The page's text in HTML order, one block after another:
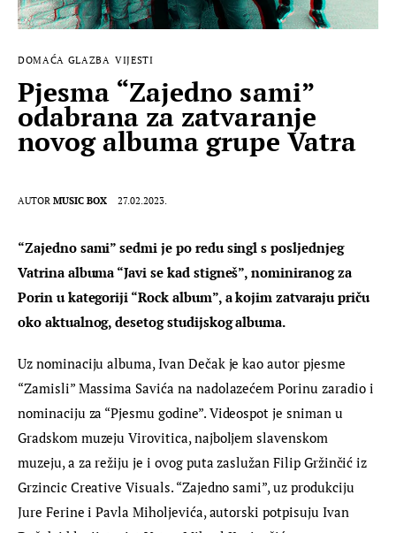
DOMAĆA GLAZBA VIJESTI
Pjesma “Zajedno sami”
odabrana za zatvaranje
novog albuma grupe Vatra
AUTOR MUSIC BOX 27.02.2023.
“Zajedno sami” sedmi je po redu singl s posljednjeg
Vatrina albuma “Javi se kad stigneš”, nominiranog za
Porin u kategoriji “Rock album”, a kojim zatvaraju priču
oko aktualnog, desetog studijskog albuma.
Uz nominaciju albuma, Ivan Dečak je kao autor pjesme
“Zamisli” Massima Savića na nadolazećem Porinu zaradio i
nominaciju za “Pjesmu godine”. Videospot je sniman u
Gradskom muzeju Virovitica, najboljem slavenskom
muzeju, a za režiju je i ovog puta zaslužan Filip Gržinčić iz
Grzincic Creative Visuals. “Zajedno sami”, uz produkciju
Jure Ferine i Pavla Miholjevića, autorski potpisuju Ivan